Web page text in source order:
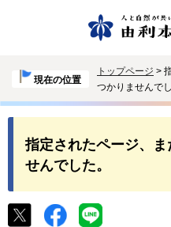
現在の位置
トップページ >
つかりませんでし
指定されたページ、
せんでした。